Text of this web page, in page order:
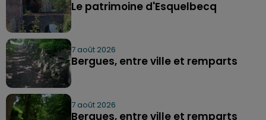
Le patrimoine d'Esquelbecq
7 août 2026
Bergues, entre ville et remparts
7 août 2026
Bergues, entre ville et remparts